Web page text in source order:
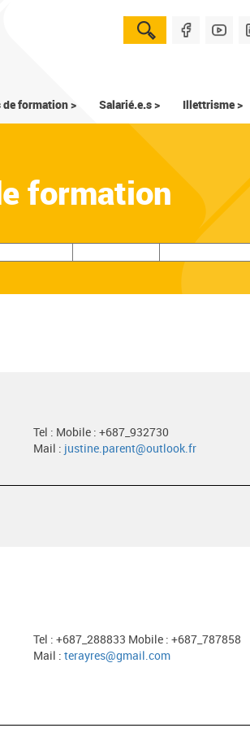
formation > Salarié.e.s > Illettrisme >
formation
Tel : Mobile : +687_932730
Mail : justine.parent@outlook.fr
Tel : +687_288833 Mobile : +687_787858
Mail : terayres@gmail.com